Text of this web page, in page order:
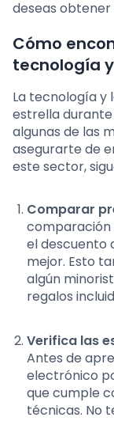
deseas
Cómo
tecnología
La tecnología y
estrella
algunas de las
asegurarte de
este sector,
Comparar
comparación
el descuento
mejor. Esto
algún
regalos
Verifica las
Antes de
electrónico
que cumple
técnicas. No